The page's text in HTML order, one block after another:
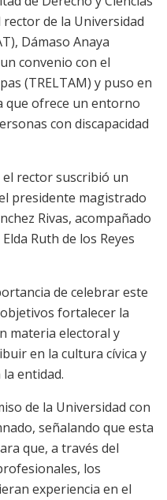
rector de la Universidad
Dámaso Anaya
convenio con el
(TRELTAM) y puso en
que ofrece un entorno
con discapacidad
el rector suscribió un
presidente magistrado
Rivas, acompañado
Ruth de los Reyes
de celebrar este
fortalecer la
materia electoral y
en la cultura cívica y
entidad.
de la Universidad con
señalando que esta
que, a través del
los
experiencia en el